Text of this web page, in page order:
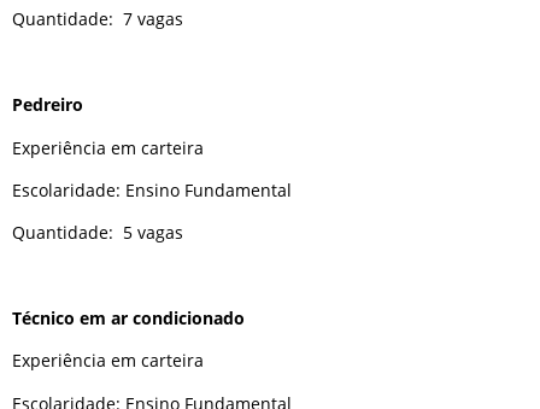
Quantidade: 7 vagas
Pedreiro
Experiência em carteira
Escolaridade: Ensino Fundamental
Quantidade: 5 vagas
Técnico em ar condicionado
Experiência em carteira
Escolaridade: Ensino Fundamental